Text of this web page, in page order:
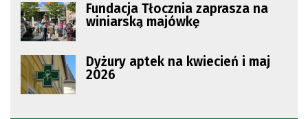
Fundacja Tłocznia zaprasza na
winiarską majówkę
Dyżury aptek na kwiecień i maj
2026